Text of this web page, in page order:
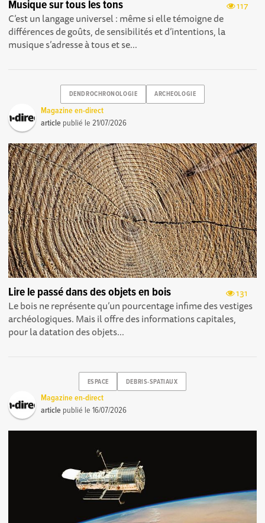
117
Musique sur tous les tons
C’est un langage universel : même si elle témoigne de
différences de goûts, de sensibilités et d’intentions, la
musique s’adresse à tous et se...
DENDROCHRONOLOGIE ARCHEOLOGIE
Magazine en-direct
article publié le21/07/2026
131
Lire le passé dans des objets en bois
Le bois ne représente qu’un pourcentage infime des vestiges
archéologiques. Mais il offre des informations capitales,
pour la datation des objets...
ESPACE DEBRIS-SPATIAUX
Magazine en-direct
article publié le16/07/2026